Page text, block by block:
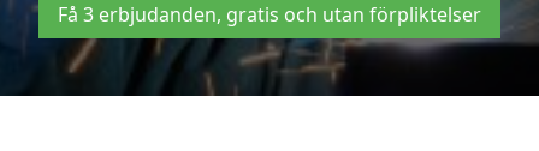
Få 3 erbjudanden, gratis och utan förpliktelser